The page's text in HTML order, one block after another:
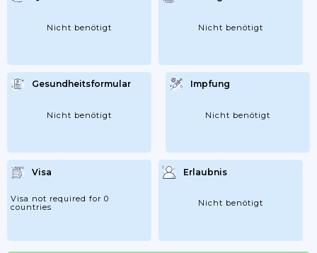
Nicht benötigt Nicht benötigt
Gesundheitsformular
Nicht benötigt
Impfung
Nicht benötigt
Visa
Visa not required for 0
countries
Erlaubnis
Nicht benötigt